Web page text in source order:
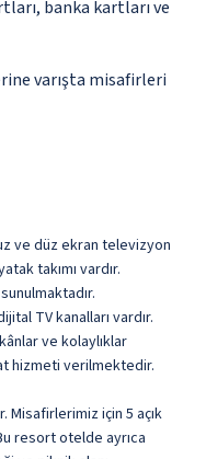
banka kartları ve
varışta misafirleri
ve düz ekran televizyon
takımı vardır.
TV kanalları vardır.
ve kolaylıklar
hizmeti verilmektedir.
Misafirlerimiz için 5 açık
resort otelde ayrıca